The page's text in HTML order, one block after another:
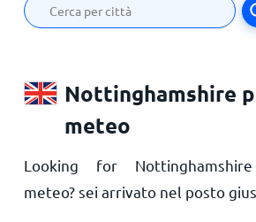
Nottinghamshire
meteo
Looking for
meteo? sei arrivato nel posto